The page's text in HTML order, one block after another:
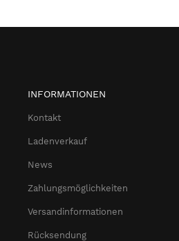
INFORMATIONEN
Kontakt
Ladenverkauf
News
Zahlungsmöglichkeiten
Versandinformationen
Rücksendung